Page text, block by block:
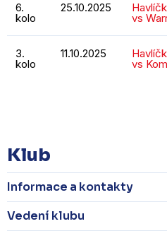
6.
kolo
25.10.2025
vs
3.
kolo
11.10.2025
vs
Klub
Informace a kontakty
Vedení klubu